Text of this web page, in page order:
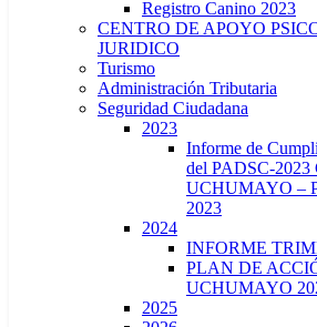
Registro Canino 2023
CENTRO DE APOYO
JURIDICO
Turismo
Administración Tributaria
Seguridad Ciudadana
2023
Informe de
del PADSC-
UCHUMAYO –
2023
2024
INFORME
PLAN DE
UCHUMAYO
2025